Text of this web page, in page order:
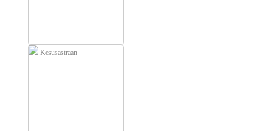
Kesusastraan